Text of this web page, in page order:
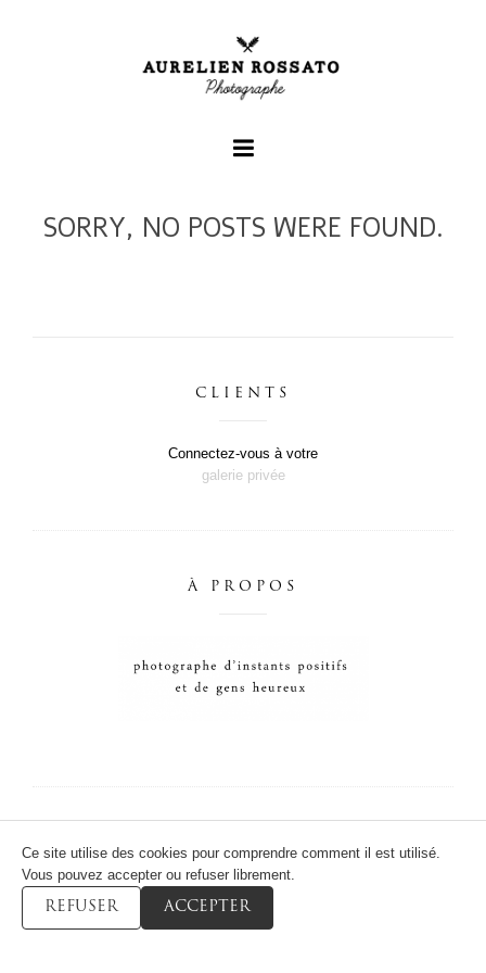
+
SORRY, NO POSTS WERE FOUND.
CLIENTS
Connectez-vous à votre
galerie privée
À PROPOS
Ce site utilise des cookies pour comprendre comment il est utilisé.
Vous pouvez accepter ou refuser librement.
REFUSER
ACCEPTER